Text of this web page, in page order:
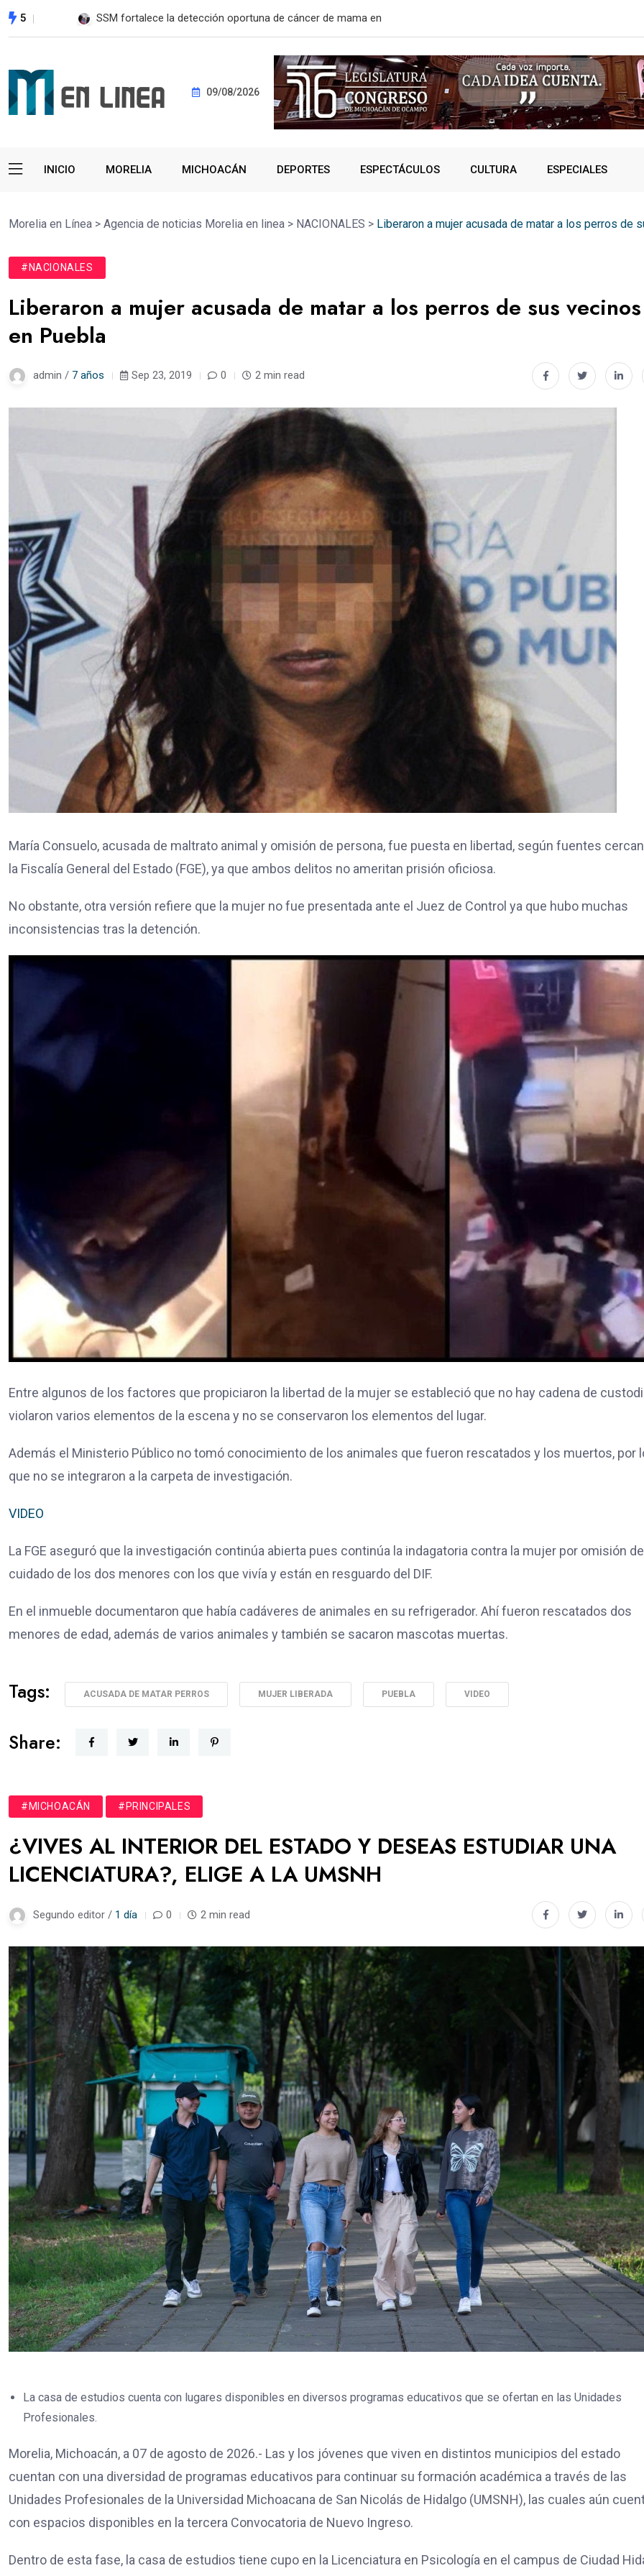
5 EE. UU. reanudará exportación de aguacate a partir de mañana
09/08/2026
INICIO MORELIA MICHOACÁN DEPORTES ESPECTÁCULOS CULTURA ESPECIALES
Morelia en Línea > Agencia de noticias Morelia en linea > NACIONALES > Liberaron a mujer acusada de matar a los perros de
#NACIONALES
Liberaron a mujer acusada de matar a los perros de sus vecinos
en Puebla
admin / 7 años Sep 23, 2019 0 2 min read
María Consuelo, acusada de maltrato animal y omisión de persona, fue puesta en libertad, según fuentes
la Fiscalía General del Estado (FGE), ya que ambos delitos no ameritan prisión oficiosa.
No obstante, otra versión refiere que la mujer no fue presentada ante el Juez de Control ya que hubo muchas
inconsistencias tras la detención.
Entre algunos de los factores que propiciaron la libertad de la mujer se estableció que no hay cadena de
violaron varios elementos de la escena y no se conservaron los elementos del lugar.
Además el Ministerio Público no tomó conocimiento de los animales que fueron rescatados y los muertos, por
que no se integraron a la carpeta de investigación.
VIDEO
La FGE aseguró que la investigación continúa abierta pues continúa la indagatoria contra la mujer por omisión de
cuidado de los dos menores con los que vivía y están en resguardo del DIF.
En el inmueble documentaron que había cadáveres de animales en su refrigerador. Ahí fueron rescatados dos
menores de edad, además de varios animales y también se sacaron mascotas muertas.
Tags: ACUSADA DE MATAR PERROS MUJER LIBERADA PUEBLA VIDEO
Share:
#MICHOACÁN #PRINCIPALES
¿VIVES AL INTERIOR DEL ESTADO Y DESEAS ESTUDIAR UNA
LICENCIATURA?, ELIGE A LA UMSNH
Segundo editor / 1 día 0 2 min read
La casa de estudios cuenta con lugares disponibles en diversos programas educativos que se ofertan en las Unidades
Profesionales.
Morelia, Michoacán, a 07 de agosto de 2026.- Las y los jóvenes que viven en distintos municipios del estado
cuentan con una diversidad de programas educativos para continuar su formación académica a través de las
Unidades Profesionales de la Universidad Michoacana de San Nicolás de Hidalgo (UMSNH), las cuales aún
con espacios disponibles en la tercera Convocatoria de Nuevo Ingreso.
Dentro de esta fase, la casa de estudios tiene cupo en la Licenciatura en Psicología en el campus de Ciudad